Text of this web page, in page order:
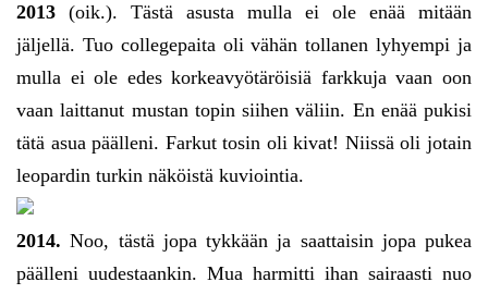
2013 (oik.). Tästä asusta mulla ei ole enää mitään
jäljellä. Tuo collegepaita oli vähän tollanen lyhyempi ja
mulla ei ole edes korkeavyötäröisiä farkkuja vaan oon
vaan laittanut mustan topin siihen väliin. En enää pukisi
tätä asua päälleni. Farkut tosin oli kivat! Niissä oli jotain
leopardin turkin näköistä kuviointia.
2014.Noo, tästä jopa tykkään ja saattaisin jopa pukea
päälleni uudestaankin. Mua harmitti ihan sairaasti nuo